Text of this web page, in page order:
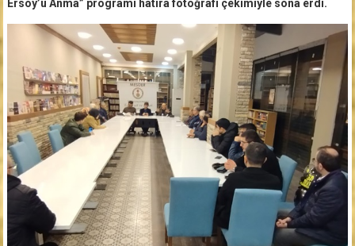
Ersoy’u Anma” programı hatıra fotoğrafı çekimiyle sona erdi.